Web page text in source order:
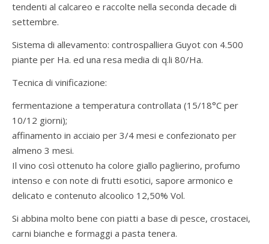
tendenti al calcareo e raccolte nella seconda decade di
settembre.
Sistema di allevamento: controspalliera Guyot con 4.500
piante per Ha. ed una resa media di q.li 80/Ha.
Tecnica di vinificazione:
fermentazione a temperatura controllata (15/18°C per
10/12 giorni);
affinamento in acciaio per 3/4 mesi e confezionato per
almeno 3 mesi.
Il vino così ottenuto ha colore giallo paglierino, profumo
intenso e con note di frutti esotici, sapore armonico e
delicato e contenuto alcoolico 12,50% Vol.
Si abbina molto bene con piatti a base di pesce, crostacei,
carni bianche e formaggi a pasta tenera.